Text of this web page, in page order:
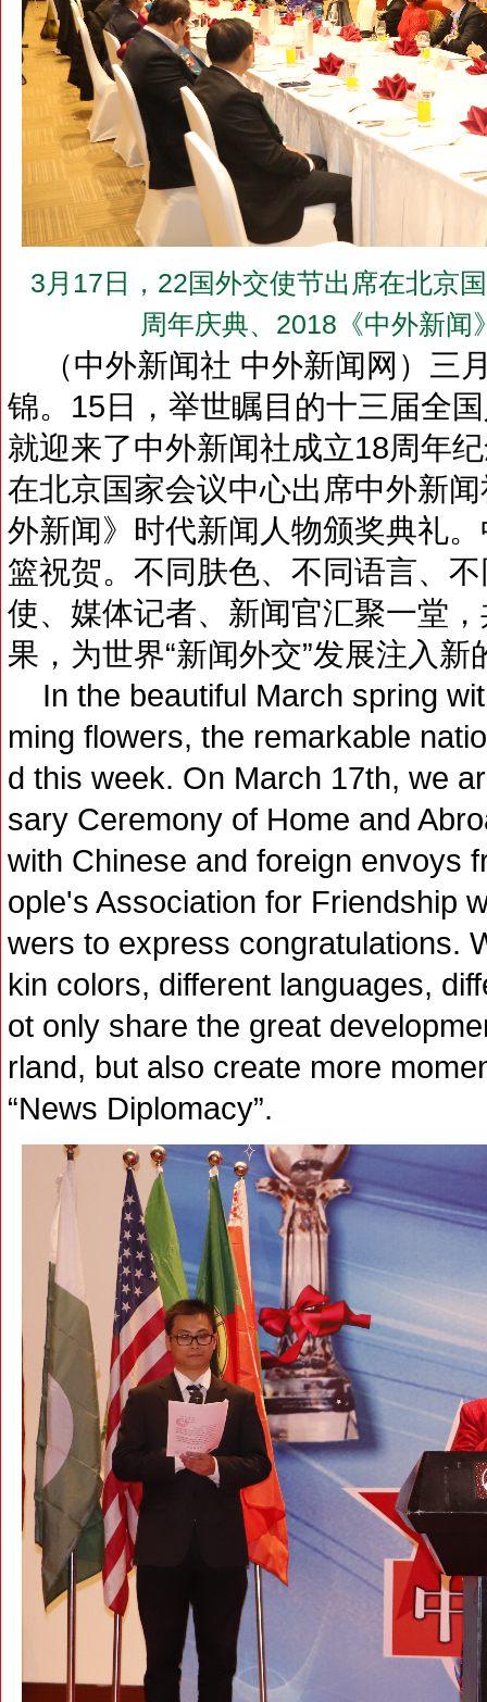
3月17日，22国外交使节出席在北京
周年庆典、2018《中外新闻
（中外新闻社 中外新闻网）三
锦。15日，举世瞩目的十三届全
就迎来了中外新闻社成立18周年
在北京国家会议中心出席中外新
外新闻》时代新闻人物颁奖典礼
篮祝贺。不同肤色、不同语言、
使、媒体记者、新闻官汇聚一堂
果，为世界“新闻外交”发展注入新
In the beautiful March spring
ming flowers, the remarkable
d this week. On March 17th, we
sary Ceremony of Home and
with Chinese and foreign envoys
ople's Association for Friendship
wers to express congratulations.
kin colors, different languages,
ot only share the great
rland, but also create more
“News Diplomacy”.